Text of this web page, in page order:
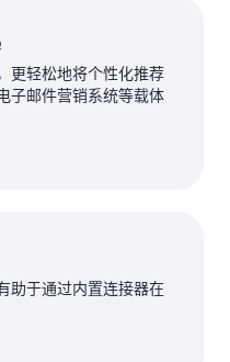
更轻松地将个性化推荐
子邮件营销系统等载体
助于通过内置连接器在